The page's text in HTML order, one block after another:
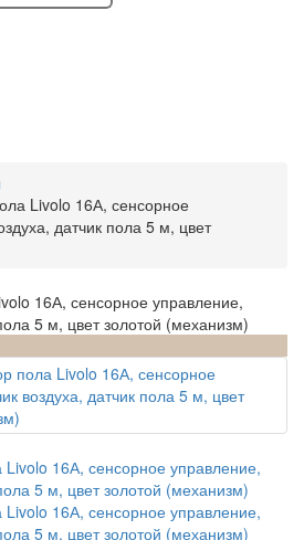
Livolo 16А, сенсорное
датчик пола 5 м, цвет
16А, сенсорное управление,
5 м, цвет золотой (механизм)